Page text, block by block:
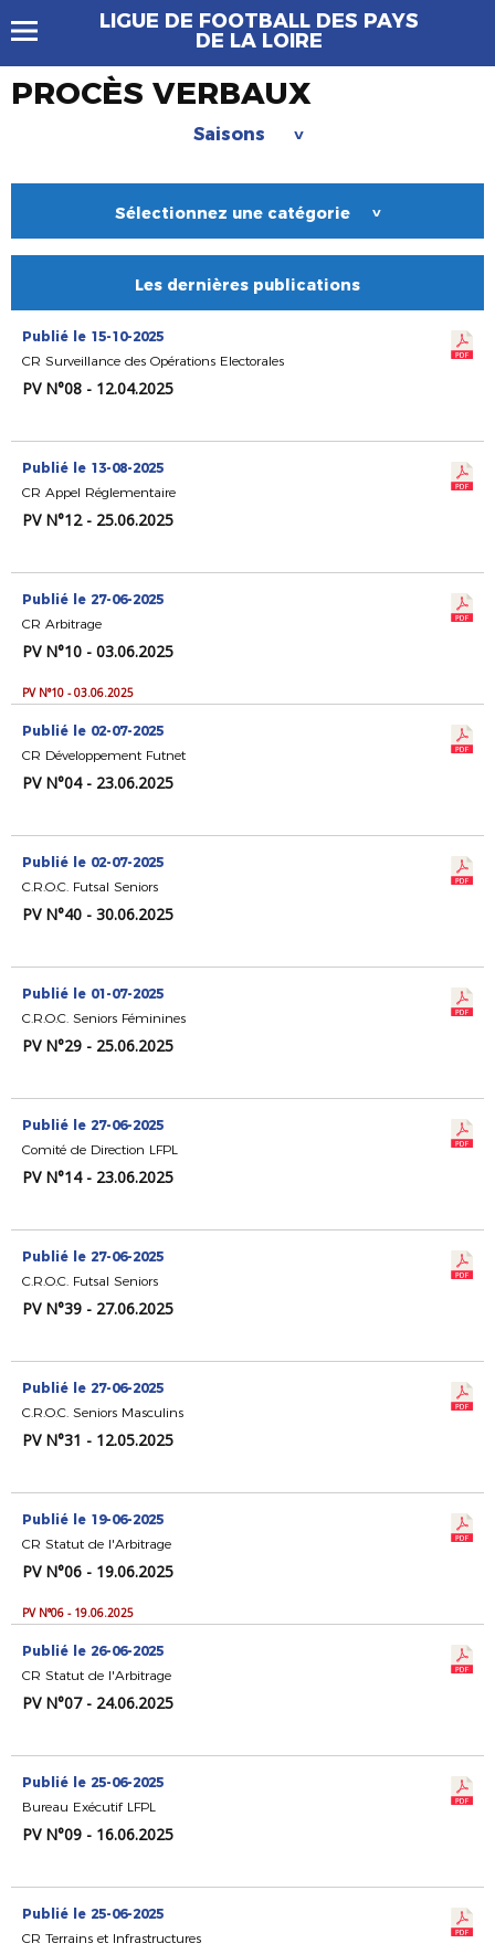
LIGUE DE FOOTBALL DES PAYS
DE LA LOIRE
PROCÈS VERBAUX
Saisons >
Sélectionnez une catégorie >
Les dernières publications
Publié le 15-10-2025
CR Surveillance des Opérations Electorales
PV N°08 - 12.04.2025
Publié le 13-08-2025
CR Appel Réglementaire
PV N°12 - 25.06.2025
Publié le 27-06-2025
CR Arbitrage
PV N°10 - 03.06.2025
PV N°10 - 03.06.2025
Publié le 02-07-2025
CR Développement Futnet
PV N°04 - 23.06.2025
Publié le 02-07-2025
C.R.O.C. Futsal Seniors
PV N°40 - 30.06.2025
Publié le 01-07-2025
C.R.O.C. Seniors Féminines
PV N°29 - 25.06.2025
Publié le 27-06-2025
Comité de Direction LFPL
PV N°14 - 23.06.2025
Publié le 27-06-2025
C.R.O.C. Futsal Seniors
PV N°39 - 27.06.2025
Publié le 27-06-2025
C.R.O.C. Seniors Masculins
PV N°31 - 12.05.2025
Publié le 19-06-2025
CR Statut de l'Arbitrage
PV N°06 - 19.06.2025
PV N°06 - 19.06.2025
Publié le 26-06-2025
CR Statut de l'Arbitrage
PV N°07 - 24.06.2025
Publié le 25-06-2025
Bureau Exécutif LFPL
PV N°09 - 16.06.2025
Publié le 25-06-2025
CR Terrains et Infrastructures